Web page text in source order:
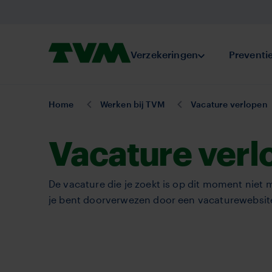
Homepage,
VerzekeringenSubmenu
U
Home Werken bij TVM Vacature verlopen
Vacature
De vacature die je zoekt is op dit moment niet
je bent doorverwezen door een